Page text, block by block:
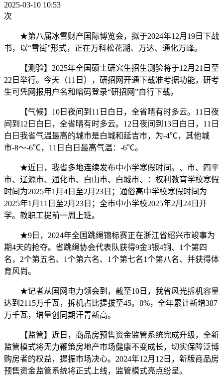
2025-03-10 10:53
次
★第八届冰雪财产国际博览会，拟于2024年12月19日下战
书，以“雪街”形式，正在万科松花湖、万达、通化万峰。
【测验】2025年全国硕士研究生招生测验将于12月21日至
22日举行。今天（11日），研招网开通下载准考据功能，研考
生可凭网报用户名和暗码登录“研招网”自行下载。
【气候】10日夜间到11日白日，全省晴有时多云。11日夜
间到12日白日，全省晴有时多云。12日夜间到13日白日，11日
白日我省气温最高的城市是白城和延吉市，为-4℃，其他城
市-8～-6℃，11日白日最高气温：-6℃。
★近日，我省多地连续发布中小学寒假时间。、市、四平
市、辽源市、通化市、白山市、白城市、：权利教育学校寒假
时间为2025年1月4日至2月23日；通俗高中学校寒假时间为
2025年1月11日至2月23日；全市中小学校2025年2月24日开
学。教职工提前一周上班。
★9日，2024年全国跳绳锦标赛正在浙江省绍兴市竣事为
期4天的抢夺。省跳绳协会代表队获得9金3银4铜、1个第四
名，2个第五名、1个第六名、1个第七名1个第八名、并获得体
育风尚。
★记者从国网电力领会到，截至10日，我省风光拆机容量
达到2115万千瓦，拆机占比提拔至45。8%，全年累计新增387
万千瓦，增量创同期汗青新高。
【监管】近日，商品房预售资金监管系统完成升级，全新
监管模式将无力鞭策房地产市场健康不变成长，切实保障泛博
购房者的权益，提振市场决心。2024年12月12日，新版商品房
预售资金监管系统将正式上线，监管模式亮点纷呈。